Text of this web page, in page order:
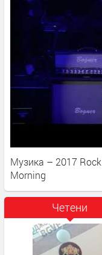
Музика – 2017
Morning
Четени